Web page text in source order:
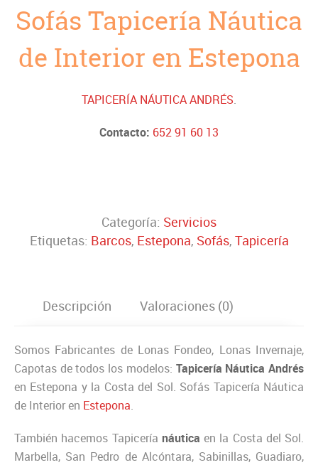
Sofás Tapicería Náutica
de Interior en Estepona
TAPICERÍA NÁUTICA ANDRÉS.
Contacto: 652 91 60 13
Categoría: Servicios
Etiquetas: Barcos, Estepona, Sofás, Tapicería
Descripción Valoraciones (0)
Somos Fabricantes de Lonas Fondeo, Lonas Invernaje,
Capotas de todos los modelos: Tapicería Náutica Andrés
en Estepona y la Costa del Sol. Sofás Tapicería Náutica
de Interior en Estepona.
También hacemos Tapicería náutica en la Costa del Sol.
Marbella, San Pedro de Alcóntara, Sabinillas, Guadiaro,